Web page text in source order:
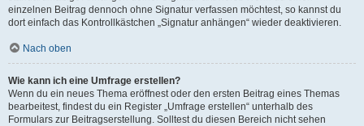
einzelnen Beitrag dennoch ohne Signatur verfassen möchtest, so kannst du
dort einfach das Kontrollkästchen „Signatur anhängen“ wieder deaktivieren.
Nach oben
Wie kann ich eine Umfrage erstellen?
Wenn du ein neues Thema eröffnest oder den ersten Beitrag eines Themas
bearbeitest, findest du ein Register „Umfrage erstellen“ unterhalb des
Formulars zur Beitragserstellung. Solltest du diesen Bereich nicht sehen